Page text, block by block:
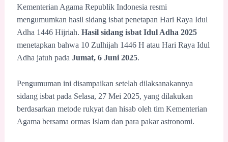
Kementerian Agama Republik Indonesia resmi
mengumumkan hasil sidang isbat penetapan Hari Raya Idul
Adha 1446 Hijriah. Hasil sidang isbat Idul Adha 2025
menetapkan bahwa 10 Zulhijah 1446 H atau Hari Raya Idul
Adha jatuh pada Jumat, 6 Juni 2025.
Pengumuman ini disampaikan setelah dilaksanakannya
sidang isbat pada Selasa, 27 Mei 2025, yang dilakukan
berdasarkan metode rukyat dan hisab oleh tim Kementerian
Agama bersama ormas Islam dan para pakar astronomi.